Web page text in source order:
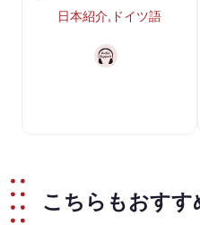
日本紹介,ドイツ語
こちらもおすす